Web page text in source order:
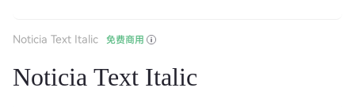
Noticia Text Italic 免费商用
Noticia Text Italic